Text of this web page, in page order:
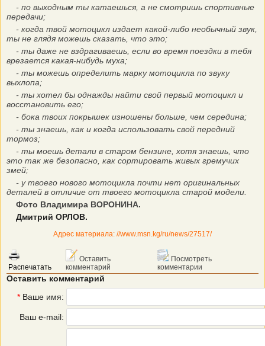
- по выходным ты катаешься, а не смотришь спортивные
передачи;
- когда твой мотоцикл издает какой-либо необычный звук,
ты не глядя можешь сказать, что это;
- ты даже не вздрагиваешь, если во время поездки в тебя
врезается какая-нибудь муха;
- ты можешь определить марку мотоцикла по звуку
выхлопа;
- ты хотел бы однажды найти свой первый мотоцикл и
восстановить его;
- бока твоих покрышек изношены больше, чем середина;
- ты знаешь, как и когда использовать свой передний
тормоз;
- ты моешь детали в старом бензине, хотя знаешь, что
это так же безопасно, как сортировать живых гремучих
змей;
- у твоего нового мотоцикла почти нет оригинальных
деталей в отличие от твоего мотоцикла старой модели.
Фото Владимира ВОРОНИНА.
Дмитрий ОРЛОВ.
Адрес материала: //www.msn.kg/ru/news/27517/
Распечатать
Оставить
комментарий
Посмотреть
комментарии
Оставить комментарий
* Ваше имя:
Ваш e-mail: